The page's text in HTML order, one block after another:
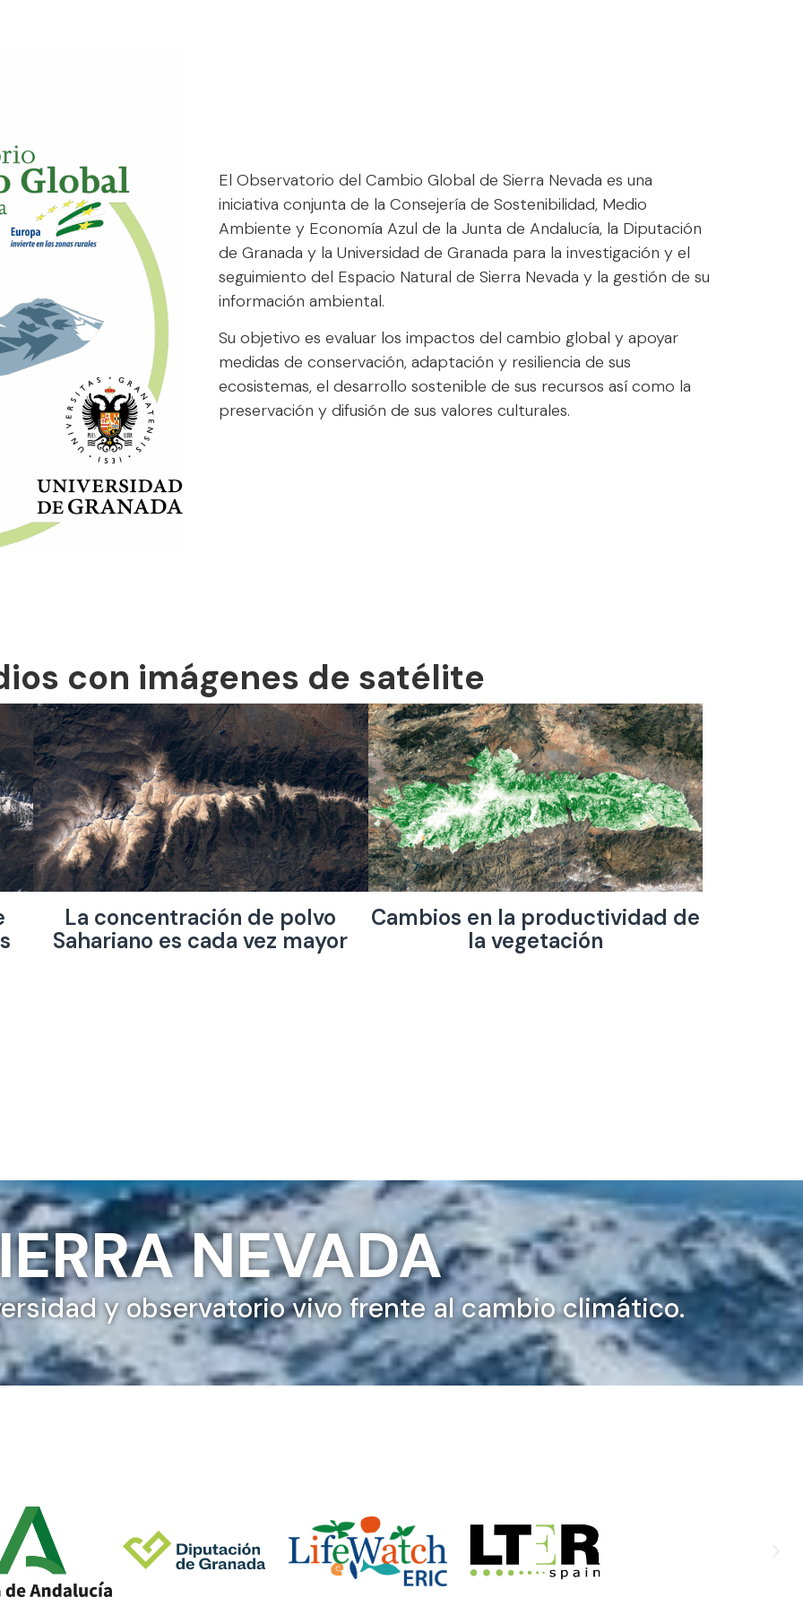
El Observatorio del Cambio Global de Sierra Nevada es una
iniciativa conjunta de la Consejería de Sostenibilidad, Medio
Ambiente y Economía Azul de la Junta de Andalucía, la Diputación
de Granada y la Universidad de Granada para la investigación y el
seguimiento del Espacio Natural de Sierra Nevada y la gestión de su
información ambiental.
Su objetivo es evaluar los impactos del cambio global y apoyar
medidas de conservación, adaptación y resiliencia de sus
ecosistemas, el desarrollo sostenible de sus recursos así como la
preservación y difusión de sus valores culturales.
con imágenes de satélite
La concentración de polvo
Sahariano es cada vez mayor
Cambios en la productividad de
la vegetación
NEVADA
y observatorio vivo frente al cambio climático.